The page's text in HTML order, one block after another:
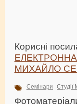
Корисні
МИХАЙЛО
Семінари